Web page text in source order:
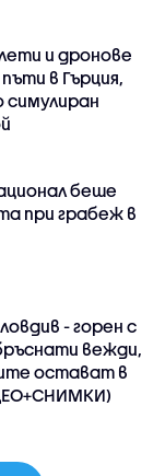
и дронове
пъти в Гърция,
симулиран
беше
при грабеж в
- горен с
вежди,
остават в